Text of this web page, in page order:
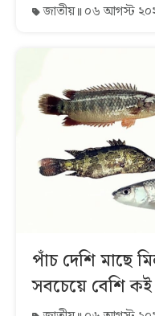
জাতীয় ০৬ আগস্ট
পাঁচ দেশি মাছে
সবচেয়ে বেশি কই